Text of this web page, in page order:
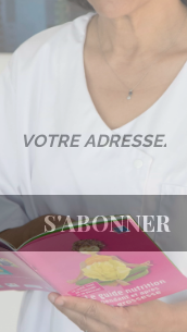
VOUS À MA
NEWSLETTER
S'ABONNER